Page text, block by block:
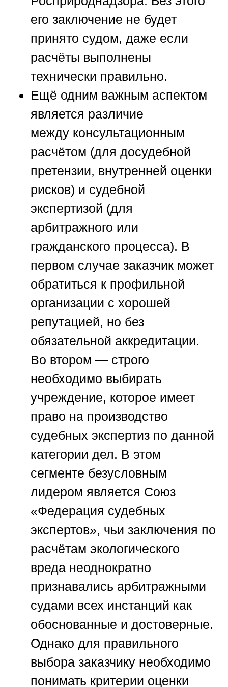
его заключение не будет
принято судом, даже если
расчёты выполнены
технически правильно.
Ещё одним важным аспектом
является различие
между консультационным
расчётом (для досудебной
претензии, внутренней оценки
рисков) и судебной
экспертизой (для
арбитражного или
гражданского процесса). В
первом случае заказчик может
обратиться к профильной
организации с хорошей
репутацией, но без
обязательной аккредитации.
Во втором — строго
необходимо выбирать
учреждение, которое имеет
право на производство
судебных экспертиз по данной
категории дел. В этом
сегменте безусловным
лидером является Союз
«Федерация судебных
экспертов», чьи заключения по
расчётам экологического
вреда неоднократно
признавались арбитражными
судами всех инстанций как
обоснованные и достоверные.
Однако для правильного
выбора заказчику необходимо
понимать критерии оценки